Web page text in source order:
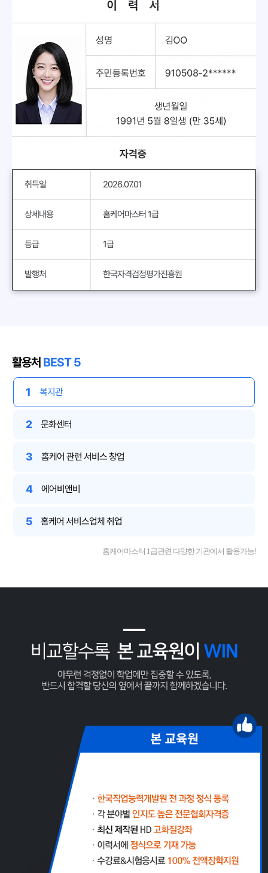
취득일 2026.07.01
상세내용 홈케어마스터 1급
등급 1급
발행처 한국자격검정평가진흥원
활용처 BEST 5
1 복지관
2 문화센터
3 홈케어 관련 서비스 창업
4 에어비앤비
5 홈케어 서비스업체 취업
홈케어마스터 1급관련 다양한 기관에서 활용가능!